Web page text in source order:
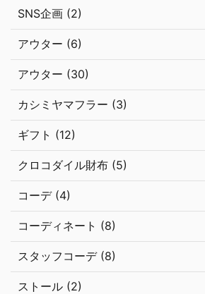
SNS企画 (2)
アウター (6)
アウター (30)
カシミヤマフラー (3)
ギフト (12)
クロコダイル財布 (5)
コーデ (4)
コーディネート (8)
スタッフコーデ (8)
ストール (2)